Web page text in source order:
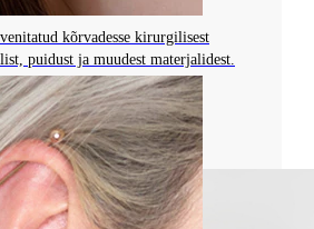
kõrvadesse kirurgilisest
puidust ja muudest materjalidest.
tüüpe ja loomingulisi